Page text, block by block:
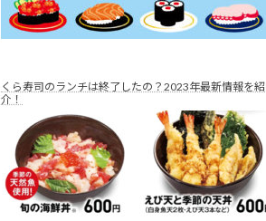
くら寿司のランチは終了したの？2023年最新情報を紹
介！